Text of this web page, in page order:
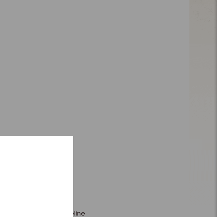
3 Altın Kuralı | Kahveline